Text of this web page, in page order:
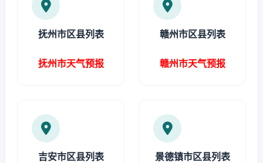
抚州市区县列表
抚州市天气预报
赣州市区县列表
赣州市天气预报
吉安市区县列表 景德镇市区县列表